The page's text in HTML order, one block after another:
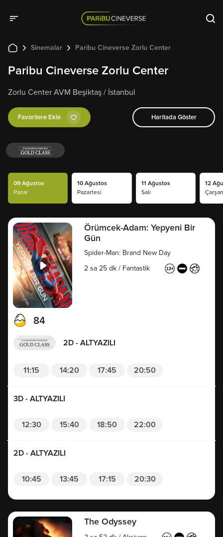
Sinemalar Paribu Cineverse Zorlu Center
Paribu Cineverse Zorlu Center
Zorlu Center AVM Beşiktaş / İstanbul
Favorilere Ekle Haritada Göster
09 Ağustos
Pazar
10 Ağustos
Pazartesi
11 Ağustos
Salı
12
Örümcek-Adam: Yepyeni Bir
Gün
Spider-Man: Brand New Day
2 sa 25 dk / Fantastik
84
2D - ALTYAZILI
11:15 14:20 17:45 20:50
3D - ALTYAZILI
12:30 15:40 18:50 22:00
2D - ALTYAZILI
10:45 13:45 17:15 20:30
The Odyssey